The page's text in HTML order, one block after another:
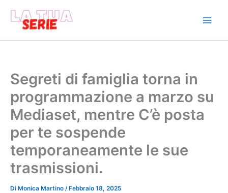
contenuto
Segreti di famiglia torna in
programmazione a marzo su
Mediaset, mentre C’è posta
per te sospende
temporaneamente le sue
trasmissioni.
Di Monica Martino / Febbraio 18, 2025